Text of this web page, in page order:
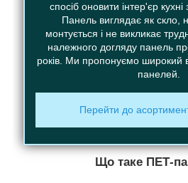
спосіб оновити інтер'єр кухні
Панель виглядає як скло,
монтується і не викликає
належного догляду панель
років. Ми пропонуємо широкий
панелей.
Перейти до
Що таке ПЕТ-